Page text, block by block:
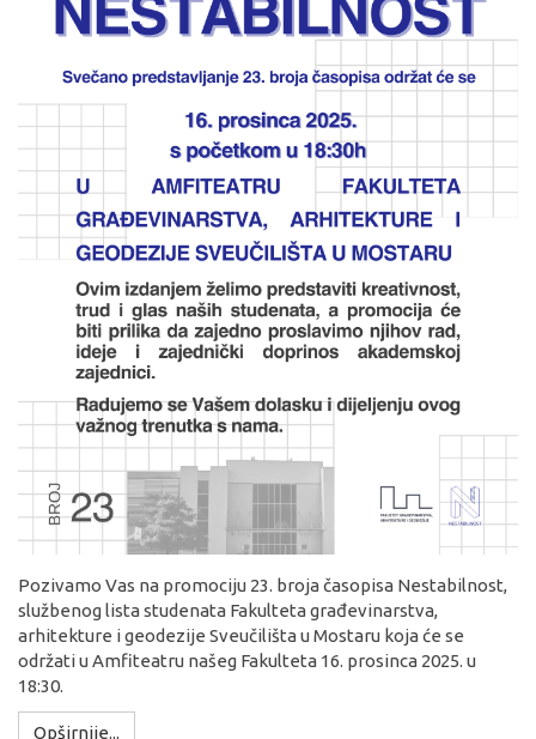
Pozivamo Vas na promociju 23. broja časopisa Nestabilnost,
službenog lista studenata Fakulteta građevinarstva,
arhitekture i geodezije Sveučilišta u Mostaru koja će se
održati u Amfiteatru našeg Fakulteta 16. prosinca 2025. u
18:30.
Opširnije...